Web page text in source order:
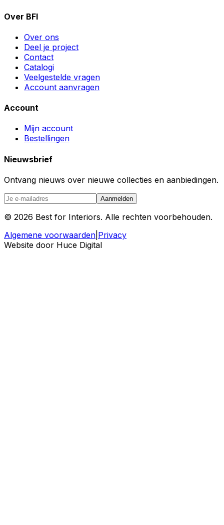
Over BFI
Over ons
Deel je project
Contact
Catalogi
Veelgestelde vragen
Account aanvragen
Account
Mijn account
Bestellingen
Nieuwsbrief
Ontvang nieuws over nieuwe collecties en aanbiedingen.
Aanmelden
© 2026 Best for Interiors. Alle rechten voorbehouden.
Algemene voorwaarden Privacy
Website door Huce Digital